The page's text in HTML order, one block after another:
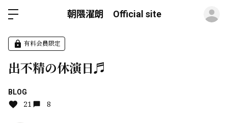
朝隈濯朗 Official site
有料会員限定
出不精の休演日♬
BLOG
21 8